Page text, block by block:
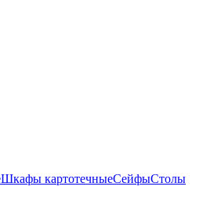
Шкафы картотечныеСейфыСтолы